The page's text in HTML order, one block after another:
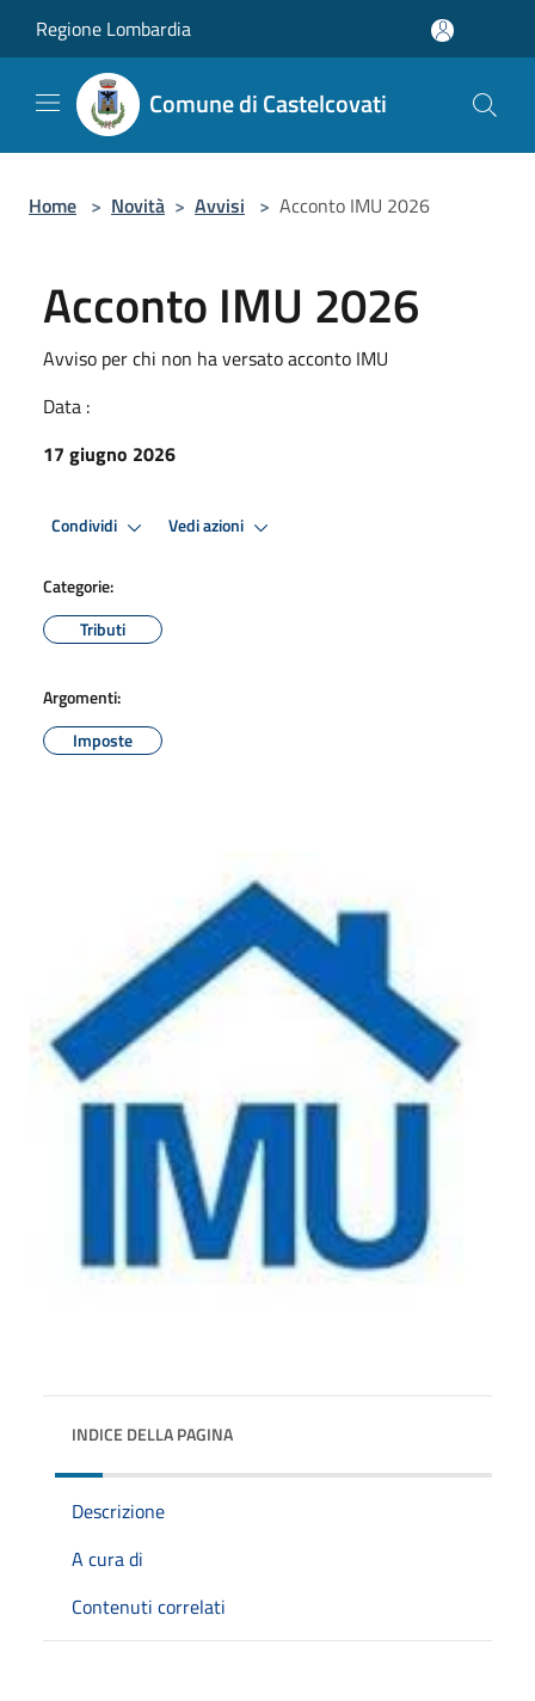
Regione Lombardia
Comune di Castelcovati
Home > Novità > Avvisi > Acconto IMU 2026
Acconto IMU 2026
Avviso per chi non ha versato acconto IMU
Data :
17 giugno 2026
Condividi Vedi azioni
Categorie:
Tributi
Argomenti:
Imposte
INDICE DELLA PAGINA
Descrizione
A cura di
Contenuti correlati